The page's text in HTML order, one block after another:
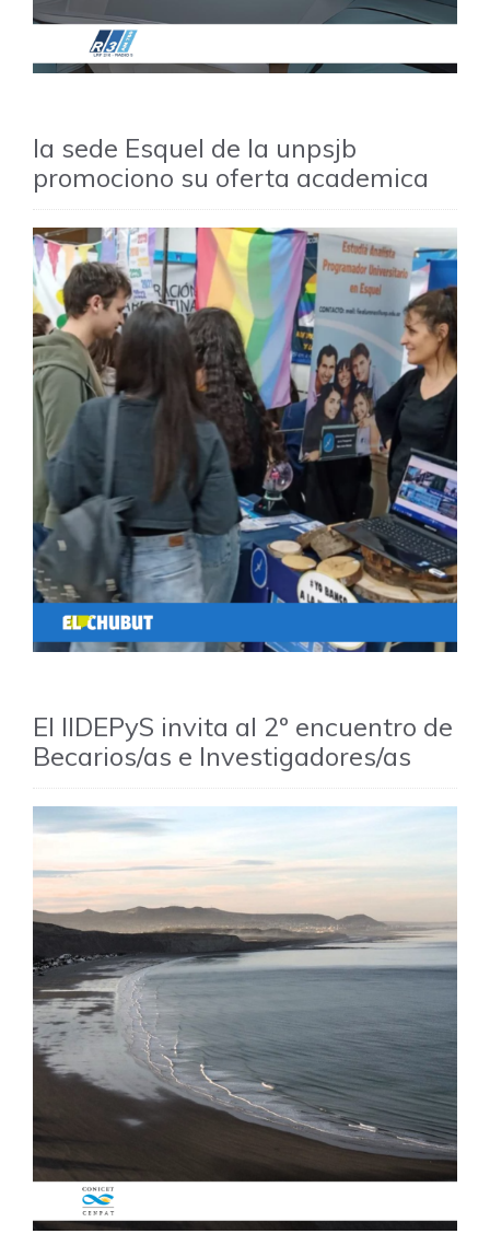
la sede Esquel de la unpsjb
promociono su oferta academica
El IIDEPyS invita al 2º encuentro de
Becarios/as e Investigadores/as